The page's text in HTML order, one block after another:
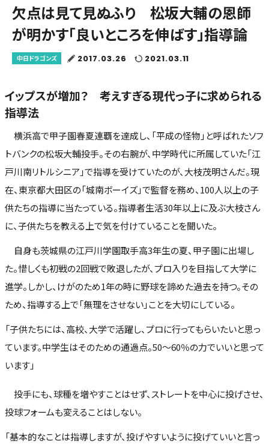
欠点は見て見ぬふり 松坂大輔の恩師
が明かす「良いところを伸ばす」指導論
中日ドラゴンズ 2017.03.26 2021.03.11
イップスが増加？ 考えすぎる現代っ子に求められる
指導法
横浜高で甲子園春夏連覇を達成し、「平成の怪物」と呼ばれたソフ
トバンクの松坂大輔投手。その右腕が、中学時代に所属していた「江
戸川南リトルシニア」で指導を受けていたのが、大枝茂明さんだ。現
在、東京都大田区の「城南ボーイズ」で監督を務め、100人以上の子
供たちの指導に当たっている。指導者生活30年以上に及ぶ大枝さん
に、子供たちを教える上で気を付けていることを聞いた。
自身も茨城県の江戸川学園取手高3年生の夏、甲子園に出場し
た。惜しくも初戦の2回戦で敗退したが、プロ入りを目指して大学に
進学。しかし、けがのため1年の時に野球を諦めた過去を持つ。その
ため、指導する上で「無理をさせない」ことを大切にしている。
「子供たちには、高校、大学で活躍し、プロに行ってもらいたいと思っ
ています。中学生はそのための通過点。50～60％の力でいいと思って
います」
投手にも、球種を増やすことはせず、ストレートを中心に投げさせ、
投球フォームも変えることはしない。
「基本的なことは指導しますが、投げやすいように投げていいと言っ